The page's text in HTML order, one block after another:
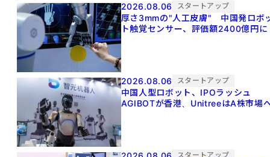
2026.08.06 スタートアップ
厚さ3mmの"人工皮膚" 中国発ロボ
ト触覚センサー、評価額2400億円に
2026.08.06 スタートアップ
中国人型ロボット、IPOラッシュ
AGIBOTが香港、UnitreeはA株市場
スタートアップ